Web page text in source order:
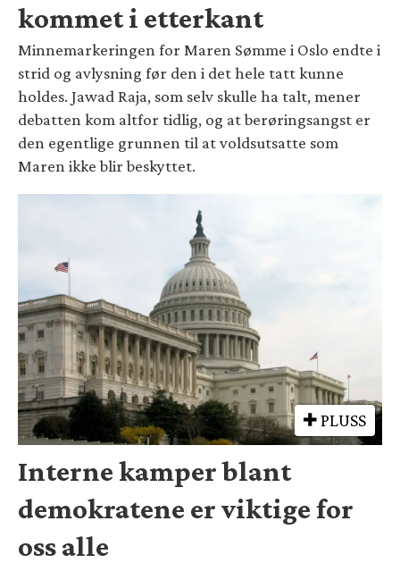
kommet i etterkant
Minnemarkeringen for Maren Sømme i Oslo endte i
strid og avlysning før den i det hele tatt kunne
holdes. Jawad Raja, som selv skulle ha talt, mener
debatten kom altfor tidlig, og at berøringsangst er
den egentlige grunnen til at voldsutsatte som
Maren ikke blir beskyttet.
PLUSS
Interne kamper blant
demokratene er viktige for
oss alle